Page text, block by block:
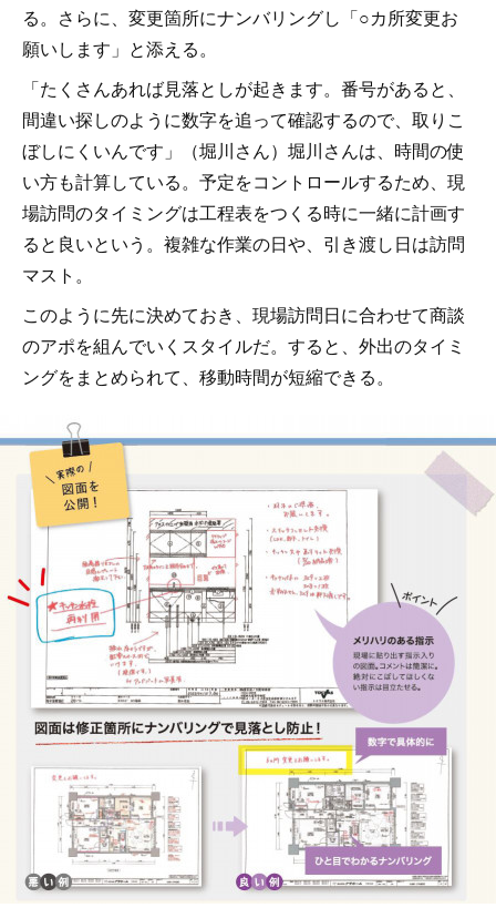
る。さらに、変更箇所にナンバリングし「○カ所変更お
願いします」と添える。
「たくさんあれば見落としが起きます。番号があると、
間違い探しのように数字を追って確認するので、取りこ
ぼしにくいんです」（堀川さん）堀川さんは、時間の使
い方も計算している。予定をコントロールするため、現
場訪問のタイミングは工程表をつくる時に一緒に計画す
ると良いという。複雑な作業の日や、引き渡し日は訪問
マスト。
このように先に決めておき、現場訪問日に合わせて商談
のアポを組んでいくスタイルだ。すると、外出のタイミ
ングをまとめられて、移動時間が短縮できる。